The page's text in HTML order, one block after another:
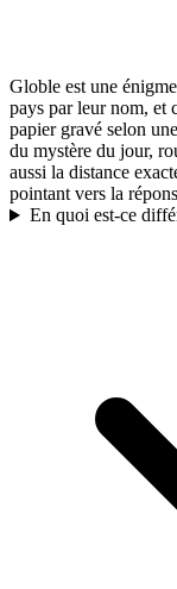
Globle est une
pays par leur nom, et
papier gravé selon
du mystère du jour,
aussi la distance
pointant vers la
En quoi est-ce